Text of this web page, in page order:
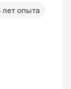
лет опыта